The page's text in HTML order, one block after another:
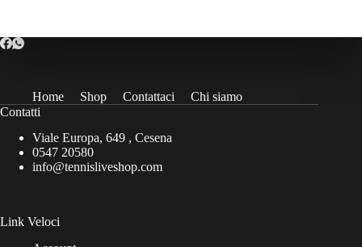
Home Shop Contattaci
Chi siamo
Contatti
Viale Europa, 649 , Cesena
0547 20580
info@tennisliveshop.com
Link Veloci